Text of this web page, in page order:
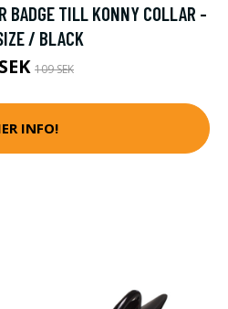
BADGE TILL KONNY COLLAR -
/ BLACK
109 SEK
INFO!